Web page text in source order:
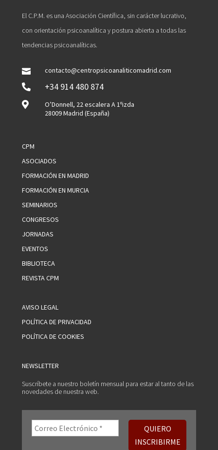
El C.P.M. es una Asociación Científica, sin carácter lucrativo,
con orientación psicoanalítica y postura abierta a todas las
tendencias psicoanalíticas.

contacto@centropsicoanaliticomadrid.com

+34 914 480 874

O’Donnell, 22 escalera A 1ºizda
28009 Madrid (España)
CPM
ASOCIADOS
FORMACIÓN EN MADRID
FORMACIÓN EN MURCIA
SEMINARIOS
CONGRESOS
JORNADAS
EVENTOS
BIBLIOTECA
REVISTA CPM
AVISO LEGAL
POLÍTICA DE PRIVACIDAD
POLÍTICA DE COOKIES
NEWSLETTER
Suscríbete a nuestro boletín mensual para estar al tanto de las
novedades de nuestra web.